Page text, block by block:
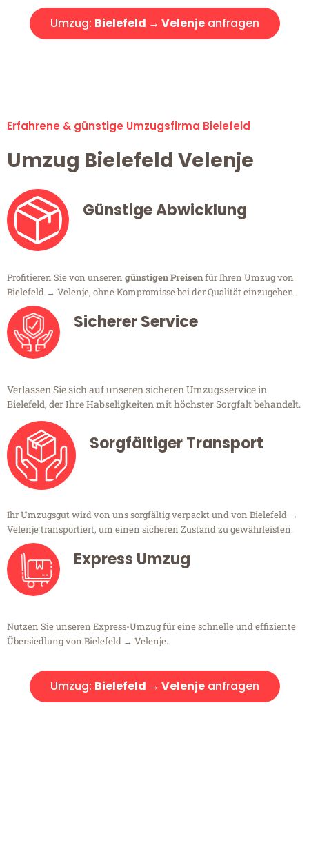
Umzug: Bielefeld → Velenjeanfragen
Erfahrene & günstige Umzugsfirma Bielefeld
Umzug Bielefeld Velenje
Günstige Abwicklung
Profitieren Sie von unseren günstigen Preisenfür Ihren Umzug von
Bielefeld → Velenje, ohne Kompromisse bei der Qualität einzugehen.
Sicherer Service
Verlassen Sie sich auf unseren sicheren Umzugsservice in
Bielefeld, der Ihre Habseligkeiten mit höchster Sorgfalt behandelt.
Sorgfältiger Transport
Ihr Umzugsgut wird von uns sorgfältig verpackt und von Bielefeld →
Velenje transportiert, um einen sicheren Zustand zu gewährleisten.
Express Umzug
Nutzen Sie unseren Express-Umzug für eine schnelle und effiziente
Übersiedlung von Bielefeld → Velenje.
Umzug: Bielefeld → Velenjeanfragen